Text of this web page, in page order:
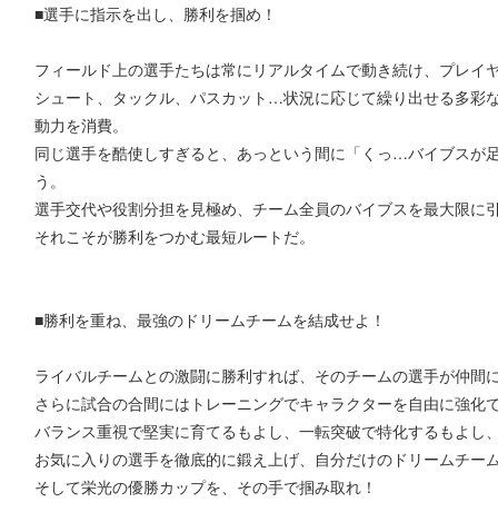
■選手に指示を出し、勝利を掴め！
フィールド上の選手たちは常にリアルタイムで動き続け、プレイ
シュート、タックル、パスカット…状況に応じて繰り出せる多彩
動力を消費。
同じ選手を酷使しすぎると、あっという間に「くっ…バイブスが
う。
選手交代や役割分担を見極め、チーム全員のバイブスを最大限に
それこそが勝利をつかむ最短ルートだ。
■勝利を重ね、最強のドリームチームを結成せよ！
ライバルチームとの激闘に勝利すれば、そのチームの選手が仲間
さらに試合の合間にはトレーニングでキャラクターを自由に強化
バランス重視で堅実に育てるもよし、一転突破で特化するもよし
お気に入りの選手を徹底的に鍛え上げ、自分だけのドリームチー
そして栄光の優勝カップを、その手で掴み取れ！